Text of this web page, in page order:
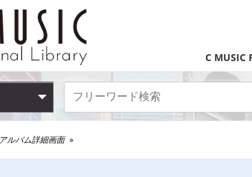
C MUSIC
アルバム詳細画面